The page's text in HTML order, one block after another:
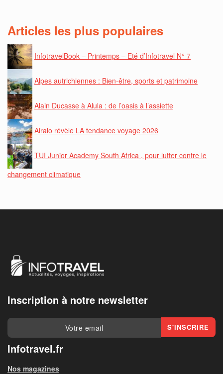
Articles les plus populaires
InfotravelBook – Printemps – Eté d’Infotravel N° 7
Alpes autrichiennes : Bien-être, sports et patrimoine
Alain Ducasse à Alula : de l’oasis à l’assiette
Airalo révèle LA tendance voyage 2026
TUI Junior Academy South Africa , pour lutter contre le
changement climatique
Inscription à notre newsletter
Infotravel.fr
Nos magazines